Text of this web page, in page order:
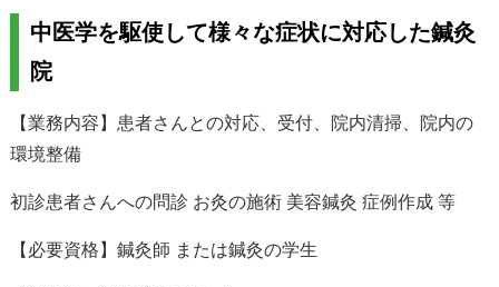
中医学を駆使して様々な症状に対応した鍼灸
院
【業務内容】患者さんとの対応、受付、院内清掃、院内の
環境整備
初診患者さんへの問診 お灸の施術 美容鍼灸 症例作成 等
【必要資格】鍼灸師 または鍼灸の学生